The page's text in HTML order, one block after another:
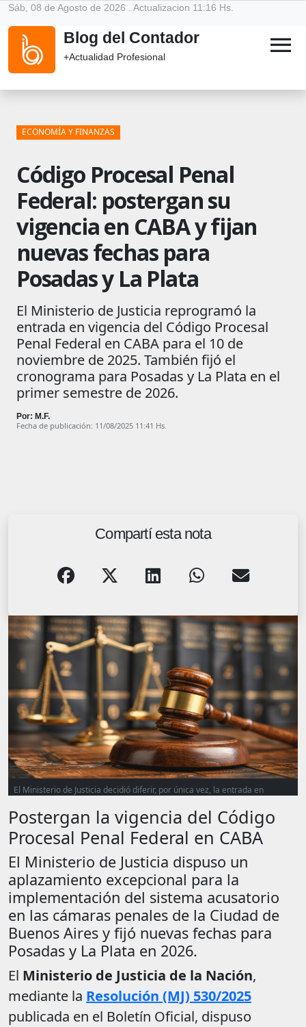
Sáb, 08 de Agosto de 2026 . Actualizacion 11:16 Hs.
Blog del Contador
+Actualidad Profesional menu
ECONOMÍA Y FINANZAS
Código Procesal Penal
Federal: postergan su
vigencia en CABA y fijan
nuevas fechas para
Posadas y La Plata
El Ministerio de Justicia reprogramó la
entrada en vigencia del Código Procesal
Penal Federal en CABA para el 10 de
noviembre de 2025. También fijó el
cronograma para Posadas y La Plata en el
primer semestre de 2026.
Por: M.F.
Fecha de publicación: 11/08/2025 11:41 Hs.
Compartí esta nota
El Ministerio de Justicia decidió diferir, por única vez, la entrada en
Federal de Apelaciones en lo Penal de CABA y en la Cámara Federal de
Apelaciones en lo Penal Económico.
Postergan la vigencia del Código
Procesal Penal Federal en CABA
El Ministerio de Justicia dispuso un
aplazamiento excepcional para la
implementación del sistema acusatorio
en las cámaras penales de la Ciudad de
Buenos Aires y fijó nuevas fechas para
Posadas y La Plata en 2026.
El Ministerio de Justicia de la Nación,
mediante la Resolución (MJ) 530/2025
publicada en el Boletín Oficial, dispuso